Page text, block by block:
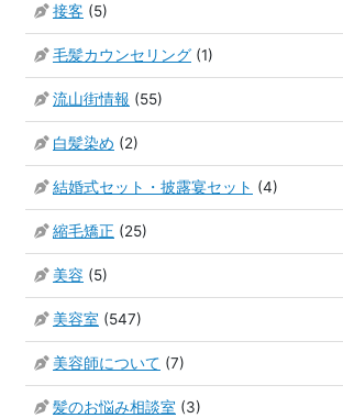
接客 (5)
毛髪カウンセリング (1)
流山街情報 (55)
白髪染め (2)
結婚式セット・披露宴セット (4)
縮毛矯正 (25)
美容 (5)
美容室 (547)
美容師について (7)
髪のお悩み相談室 (3)